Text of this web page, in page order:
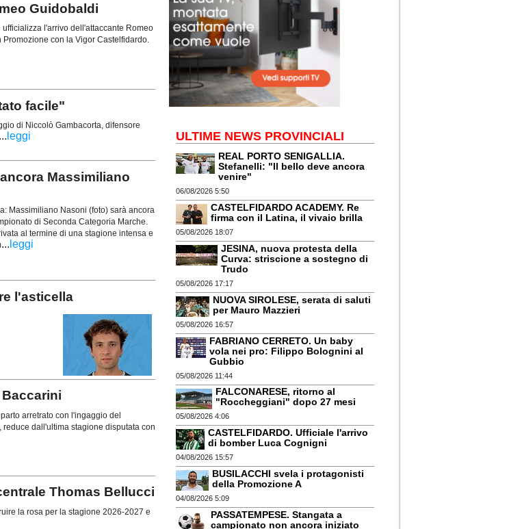
Guidobaldi
l'arrivo dell'attaccante Romeo
con la Vigor Castelfidardo.
facile"
di Niccolò Gambacorta, difensore
... leggi
Massimiliano
Massimiliano Nasoni (foto) sarà ancora
di Seconda Categoria Marche.
al termine di una stagione intensa e
... leggi
l'asticella
arretrato con l'ingaggio del
dall'ultima stagione disputata con
Thomas Bellucci
la rosa per la stagione 2026-2027 e
ULTIME NEWS PROVINCIALI
REAL PORTO SENIGALLIA.
Stefanelli: "Il bello deve ancora
venire"
06/08/2026 5:50
CASTELFIDARDO ACADEMY. Re
firma con il Latina, il vivaio brilla
05/08/2026 18:07
JESINA, nuova protesta della
Curva: striscione a sostegno di
Trudo
05/08/2026 17:17
NUOVA SIROLESE, serata di saluti
per Mauro Mazzieri
05/08/2026 16:57
FABRIANO CERRETO. Un baby
vola nei pro: Filippo Bolognini al
Gubbio
05/08/2026 11:44
FALCONARESE, ritorno al
"Roccheggiani" dopo 27 mesi
05/08/2026 4:06
CASTELFIDARDO. Ufficiale l'arrivo
di bomber Luca Cognigni
04/08/2026 15:57
BUSILACCHI svela i protagonisti
della Promozione A
04/08/2026 5:09
PASSATEMPESE. Stangata a
campionato non ancora iniziato